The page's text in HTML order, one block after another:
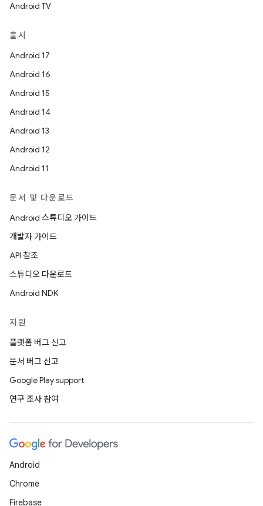
Android TV
출시
Android 17
Android 16
Android 15
Android 14
Android 13
Android 12
Android 11
문서 및 다운로드
Android 스튜디오 가이드
개발자 가이드
API 참조
스튜디오 다운로드
Android NDK
지원
플랫폼 버그 신고
문서 버그 신고
Google Play support
연구 조사 참여
Android
Chrome
Firebase